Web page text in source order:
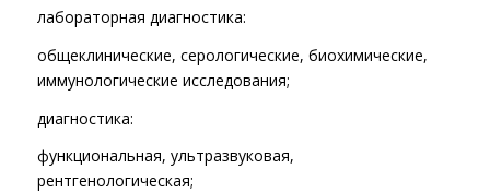
лабораторная диагностика:
общеклинические, серологические, биохимические,
иммунологические исследования;
диагностика:
функциональная, ультразвуковая,
рентгенологическая;